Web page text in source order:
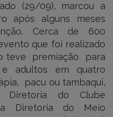
(29/09), marcou a
após alguns meses
Cerca de 600
que foi realizado
teve premiação para
adultos em quatro
pacu ou tambaqui,
do Clube
Diretoria do Meio